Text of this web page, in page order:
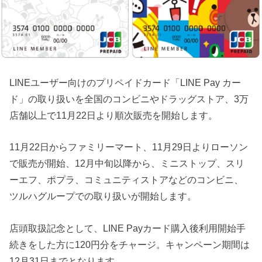
LINEユーザー向けのプリペイドカード「LINE Pay カー
ド」の取り扱いを全国のコンビニやドラッグストア、3万
店舗以上で11月22日より順次販売を開始します。
11月22日からファミリーマート、11月29日よりローソン
で販売が開始、12月中旬以降から、ミニストップ、スリ
ーエフ、ポプラ、コミュニティストアなどのコンビニ、
ツルハグループでの取り扱いが開始します。
店頭取扱記念として、LINE Payカード購入後利用開始手
続きをした方に120円分をチャージ。キャンペーン期間は